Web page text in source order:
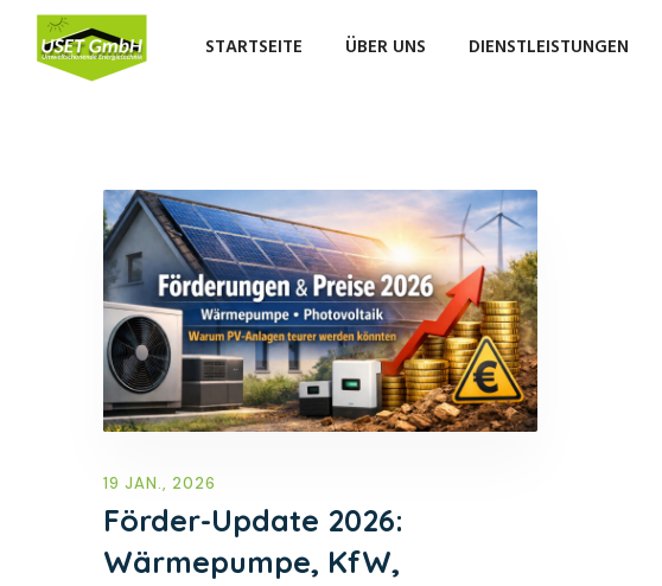
content
STARTSEITE ÜBER UNS DIENSTLEISTUNGEN
19 JAN., 2026
Förder-Update 2026:
Wärmepumpe, KfW,